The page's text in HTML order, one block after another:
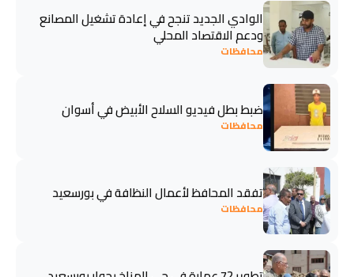
الوادي الجديد تنجح في إعادة تشغيل المصانع
ودعم الاقتصاد المحلي
محافظات
ضبط بطل فيديو السلاح الأبيض في أسوان
محافظات
تفقد المحافظ لأعمال النظافة في بورسعيد
محافظات